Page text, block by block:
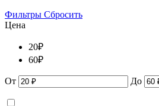
Фильтры Сбросить
Цена
20₽
60₽
От До